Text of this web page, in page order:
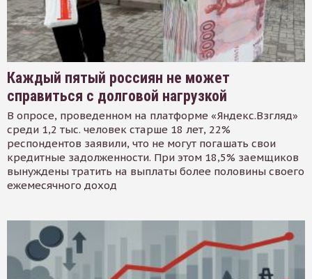
Каждый пятый россиян не может
справиться с долговой нагрузкой
В опросе, проведенном на платформе «Яндекс.Взгляд»
среди 1,2 тыс. человек старше 18 лет, 22%
респондентов заявили, что не могут погашать свои
кредитные задолженности. При этом 18,5% заемщиков
вынуждены тратить на выплаты более половины своего
ежемесячного доход